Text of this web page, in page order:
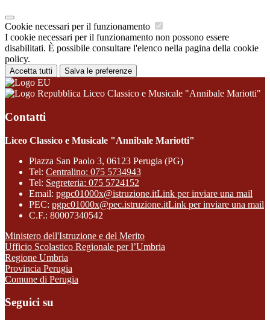
Cookie necessari per il funzionamento
I cookie necessari per il funzionamento non possono essere
disabilitati. È possibile consultare l'elenco nella pagina della cookie
policy.
Accetta tutti Salva le preferenze
Liceo Classico e Musicale "Annibale Mariotti"
Contatti
Liceo Classico e Musicale "Annibale Mariotti"
Piazza San Paolo 3, 06123 Perugia (PG)
Tel: Centralino: 075 5734943
Tel: Segreteria: 075 5724152
Email: pgpc01000x@istruzione.itLink per inviare una mail
PEC: pgpc01000x@pec.istruzione.itLink per inviare una mail
C.F.: 80007340542
Ministero dell'Istruzione e del Merito
Ufficio Scolastico Regionale per l’Umbria
Regione Umbria
Provincia Perugia
Comune di Perugia
Seguici su